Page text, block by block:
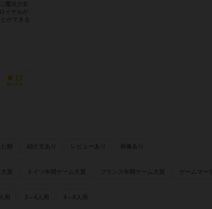
魔法少女
イヤルが
ができる
17
持ってる
順 紹介文あり レビューあり 画像あり
賞 ドイツ年間ゲーム大賞 フランス年間ゲーム大賞 ゲームマー
用 3～4人用 4～8人用